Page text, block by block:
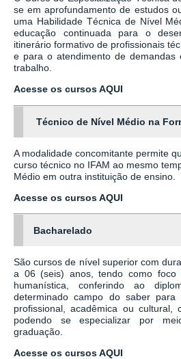
se em aprofundamento de estudos
uma Habilidade Técnica de Nível
educação continuada para o
itinerário formativo de profissionais
e para o atendimento de demandas
trabalho.
Acesse os cursos AQUI
Técnico de Nível Médio na
A modalidade concomitante permite
curso técnico no IFAM ao mesmo
Médio em outra instituição de ensino.
Acesse os cursos AQUI
Bacharelado
São cursos de nível superior com
a 06 (seis) anos, tendo como foco
humanística, conferindo ao
determinado campo do saber
profissional, acadêmica ou cultural,
podendo se especializar por
graduação.
Acesse os cursos AQUI